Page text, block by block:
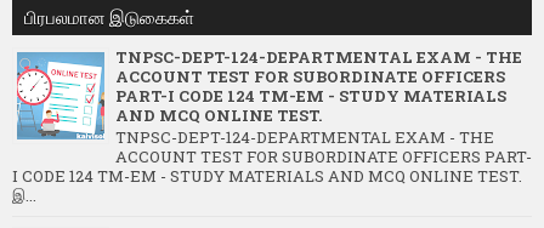
பிரபலமான இடுகைகள்
TNPSC-DEPT-124-DEPARTMENTAL EXAM - THE
ACCOUNT TEST FOR SUBORDINATE OFFICERS
PART-I CODE 124 TM-EM - STUDY MATERIALS
AND MCQ ONLINE TEST.
TNPSC-DEPT-124-DEPARTMENTAL EXAM - THE
ACCOUNT TEST FOR SUBORDINATE OFFICERS PART-
I CODE 124 TM-EM - STUDY MATERIALS AND MCQ ONLINE TEST.
இ...